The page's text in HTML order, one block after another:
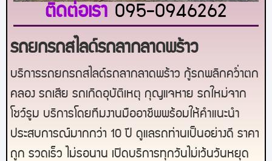
ติดต่อเรา 095-0946262
รถยกรถสไลด์รถลากลาดพร้าว
บริการรถยกรถสไลด์รถลากลาดพร้าว กู้รถพลิกคว่ำตก
คลอง รถเสีย รถเกิดอุบัติเหตุ กุญแจหาย รถใหม่จาก
โชว์รูม บริการโดยทีมงานมืออาชีพพร้อมให้คำแนะนำ
ประสบการณ์มากกว่า 10 ปี ดูแลรถท่านเป็นอย่างดี ราคา
ถูก รวดเร็ว ไม่รอนาน เปิดบริการทุกวันไม่เว้นวันหยุด